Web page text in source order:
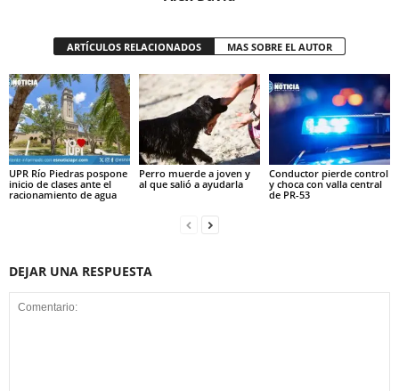
ARTÍCULOS RELACIONADOS MAS SOBRE EL AUTOR
UPR Río Piedras pospone
inicio de clases ante el
racionamiento de agua
Perro muerde a joven y
al que salió a ayudarla
Conductor pierde control
y choca con valla central
de PR-53
DEJAR UNA RESPUESTA